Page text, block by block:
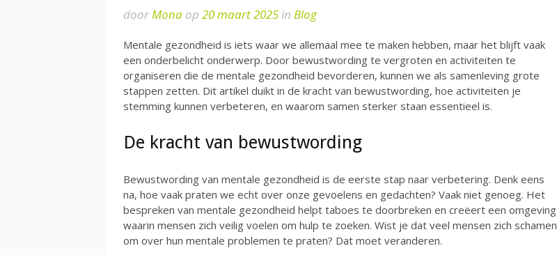
doorMona op 20 maart 2025in Blog
Mentale gezondheid is iets waar we allemaal mee te maken hebben, maar het blijft vaak
een onderbelicht onderwerp. Door bewustwording te vergroten en activiteiten te
organiseren die de mentale gezondheid bevorderen, kunnen we als samenleving grote
stappen zetten. Dit artikel duikt in de kracht van bewustwording, hoe activiteiten je
stemming kunnen verbeteren, en waarom samen sterker staan essentieel is.
De kracht van bewustwording
Bewustwording van mentale gezondheid is de eerste stap naar verbetering. Denk eens
na, hoe vaak praten we echt over onze gevoelens en gedachten? Vaak niet genoeg. Het
bespreken van mentale gezondheid helpt taboes te doorbreken en creëert een omgeving
waarin mensen zich veilig voelen om hulp te zoeken. Wist je dat veel mensen zich schamen
om over hun mentale problemen te praten? Dat moet veranderen.